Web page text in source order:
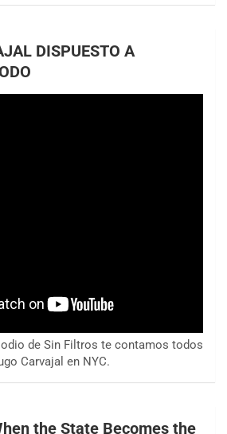
DISPUESTO A
de Sin Filtros te contamos todos
Carvajal en NYC.
the State Becomes the